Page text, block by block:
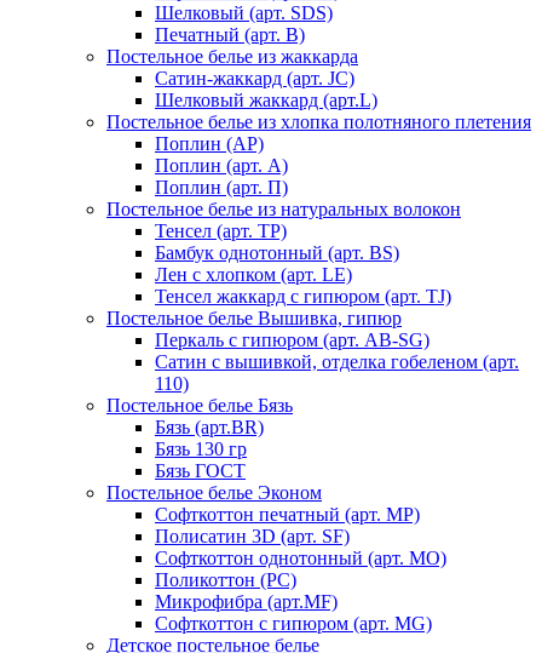
Шелковый (арт. SDS)
Печатный (арт. В)
Постельное белье из жаккарда
Сатин-жаккард (арт. JC)
Шелковый жаккард (арт.L)
Постельное белье из хлопка полотняного плетения
Поплин (AP)
Поплин (арт. А)
Поплин (арт. П)
Постельное белье из натуральных волокон
Тенсел (арт. ТР)
Бамбук однотонный (арт. BS)
Лен с хлопком (арт. LE)
Тенсел жаккард с гипюром (арт. TJ)
Постельное белье Вышивка, гипюр
Перкаль с гипюром (арт. AB-SG)
Сатин с вышивкой, отделка гобеленом (арт.
110)
Постельное белье Бязь
Бязь (арт.BR)
Бязь 130 гр
Бязь ГОСТ
Постельное белье Эконом
Софткоттон печатный (арт. MР)
Полисатин 3D (арт. SF)
Софткоттон однотонный (арт. MO)
Поликоттон (PC)
Микрофибра (арт.MF)
Софткоттон с гипюром (арт. MG)
Детское постельное белье